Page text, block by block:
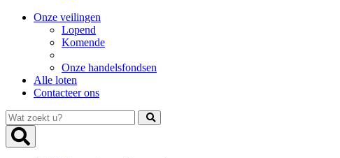
Onze veilingen
Lopend
Komende
Onze handelsfondsen
Alle loten
Contacteer ons
Wat
zoekt
u?